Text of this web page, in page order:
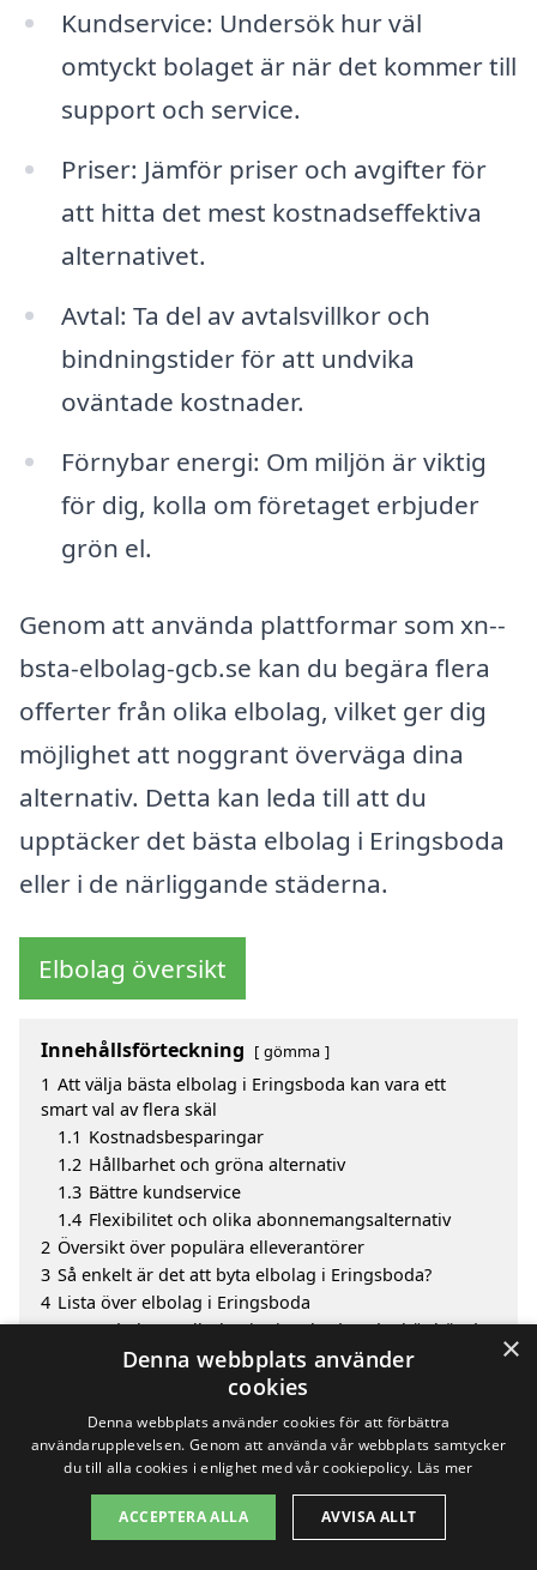
Kundservice: Undersök hur väl
omtyckt bolaget är när det kommer till
support och service.
Priser: Jämför priser och avgifter för
att hitta det mest kostnadseffektiva
alternativet.
Avtal: Ta del av avtalsvillkor och
bindningstider för att undvika
oväntade kostnader.
Förnybar energi: Om miljön är viktig
för dig, kolla om företaget erbjuder
grön el.
Genom att använda plattformar som xn--
bsta-elbolag-gcb.se kan du begära flera
offerter från olika elbolag, vilket ger dig
möjlighet att noggrant överväga dina
alternativ. Detta kan leda till att du
upptäcker det bästa elbolag i Eringsboda
eller i de närliggande städerna.
Elbolag översikt
Innehållsförteckning gömma
1 Att välja bästa elbolag i Eringsboda kan vara ett
smart val av flera skäl
1.1 Kostnadsbesparingar
1.2 Hållbarhet och gröna alternativ
1.3 Bättre kundservice
1.4 Flexibilitet och olika abonnemangsalternativ
2 Översikt över populära elleverantörer
3 Så enkelt är det att byta elbolag i Eringsboda?
4 Lista över elbolag i Eringsboda
5 Innan du byter elbolag i Eringsboda – det här bör du
Sök efter en skicklig bästa elbolag i de omgivande
Copyright 2026 - Pilanto Aps
×
Denna webbplats använder
cookies
Denna webbplats använder cookies för att förbättra
användarupplevelsen. Genom att använda vår webbplats samtycker
du till alla cookies i enlighet med vår cookiepolicy. Läs mer
ACCEPTERA ALLA AVVISA ALLT